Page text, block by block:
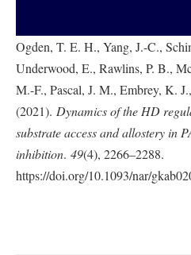
Ogden, T. E. H., Yang, J.-C.,
Underwood, E., Rawlins, P. B.,
M.-F., Pascal, J. M., Embrey, K.
(2021). Dynamics of the HD
substrate access and allostery in
inhibition. 49(4), 2266–2288.
https://doi.org/10.1093/nar/